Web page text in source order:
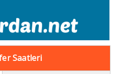
Saatleri